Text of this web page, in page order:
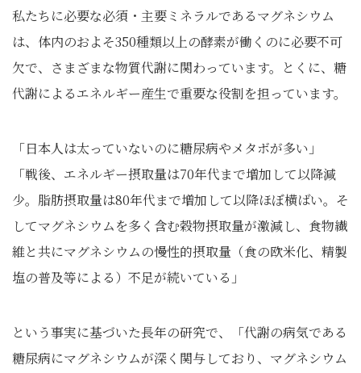
私たちに必要な必須・主要ミネラルであるマグネシウム
は、体内のおよそ350種類以上の酵素が働くのに必要不可
欠で、さまざまな物質代謝に関わっています。とくに、糖
代謝によるエネルギー産生で重要な役割を担っています。
「日本人は太っていないのに糖尿病やメタボが多い」
「戦後、エネルギー摂取量は70年代まで増加して以降減
少。脂肪摂取量は80年代まで増加して以降ほぼ横ばい。そ
してマグネシウムを多く含む穀物摂取量が激減し、食物繊
維と共にマグネシウムの慢性的摂取量（食の欧米化、精製
塩の普及等による）不足が続いている」
という事実に基づいた長年の研究で、「代謝の病気である
糖尿病にマグネシウムが深く関与しており、マグネシウム